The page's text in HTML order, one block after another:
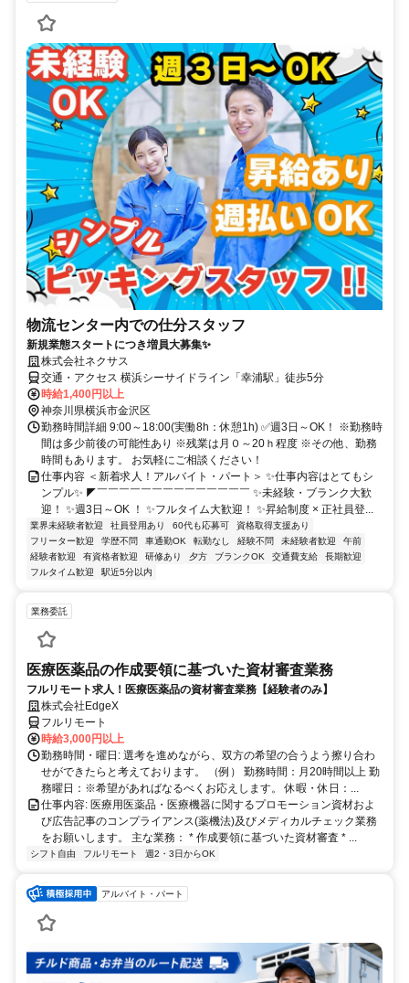
物流センター内での仕分スタッフ
新規業態スタートにつき増員大募集✨
株式会社ネクサス
交通・アクセス 横浜シーサイドライン「幸浦駅」徒歩5分
時給1,400円以上
神奈川県横浜市金沢区
勤務時間詳細 9:00～18:00(実働8h：休憩1h) ✅週3日～OK！ ※勤務時
間は多少前後の可能性あり ※残業は月０～20ｈ程度 ※その他、勤務
時間もあります。 お気軽にご相談ください！
仕事内容 ＜新着求人！アルバイト・パート＞ ✨仕事内容はとてもシ
ンプル✨ ◤￣￣￣￣￣￣￣￣￣￣￣￣￣￣ ✨未経験・ブランク大歓
迎！ ✨週3日～OK ！ ✨フルタイム大歓迎！ ✨昇給制度 × 正社員登...
業界未経験者歓迎 社員登用あり 60代も応募可
資格取得支援あり
フリーター歓迎
学歴不問 車通勤OK 転勤なし 経験不問 未経験者歓迎
午前
経験者歓迎
有資格者歓迎 研修あり 夕方 ブランクOK 交通費支給
長期歓迎
フルタイム歓迎
駅近5分以内
業務委託
医療医薬品の作成要領に基づいた資材審査業務
フルリモート求人！医療医薬品の資材審査業務【経験者のみ】
株式会社EdgeX
フルリモート
時給3,000円以上
勤務時間・曜日: 選考を進めながら、双方の希望の合うよう擦り合わ
せができたらと考えております。 （例） 勤務時間：月20時間以上 勤
務曜日：※希望があればなるべくお応えします。 休暇・休日：...
仕事内容: 医療用医薬品・医療機器に関するプロモーション資材およ
び広告記事のコンプライアンス(薬機法)及びメディカルチェック業務
をお願いします。 主な業務： * 作成要領に基づいた資材審査 * ...
シフト自由 フルリモート 週2・3日からOK
アルバイト・パート